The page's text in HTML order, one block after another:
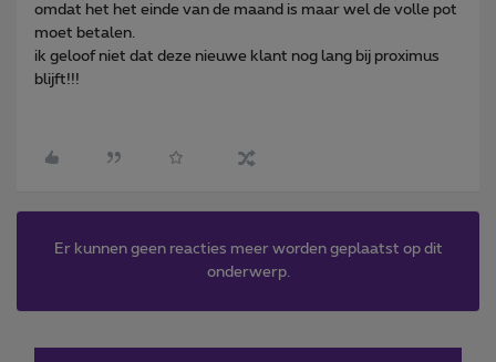
omdat het het einde van de maand is maar wel de volle pot
moet betalen.
ik geloof niet dat deze nieuwe klant nog lang bij proximus
blijft!!!
Er kunnen geen reacties meer worden geplaatst op dit
onderwerp.